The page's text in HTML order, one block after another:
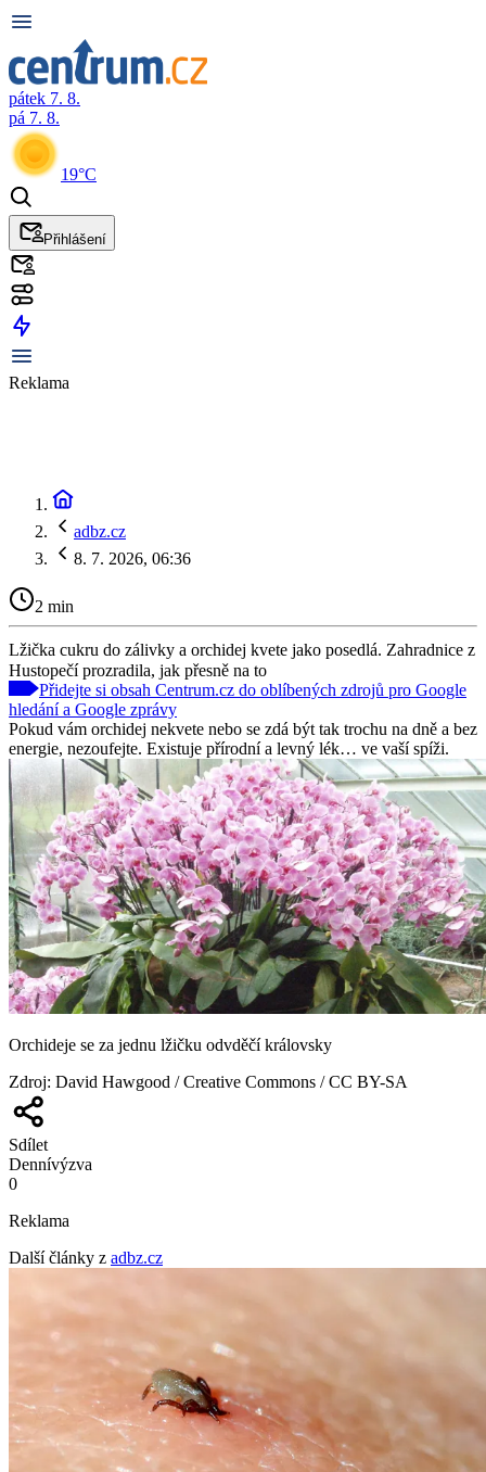
pátek 7. 8.
pá 7. 8.
19°C
Přihlášení
Reklama
adbz.cz
8. 7. 2026, 06:36
2 min
Lžička cukru do zálivky a orchidej kvete jako posedlá. Zahradnice z
Hustopečí prozradila, jak přesně na to
Přidejte si obsah Centrum.cz do oblíbených zdrojů pro Google
hledání a Google zprávy
Pokud vám orchidej nekvete nebo se zdá být tak trochu na dně a bez
energie, nezoufejte. Existuje přírodní a levný lék… ve vaší spíži.
Orchideje se za jednu lžičku odvděčí královsky
Zdroj: David Hawgood / Creative Commons / CC BY-SA
Sdílet
Dennívýzva
0
Reklama
Další články z adbz.cz